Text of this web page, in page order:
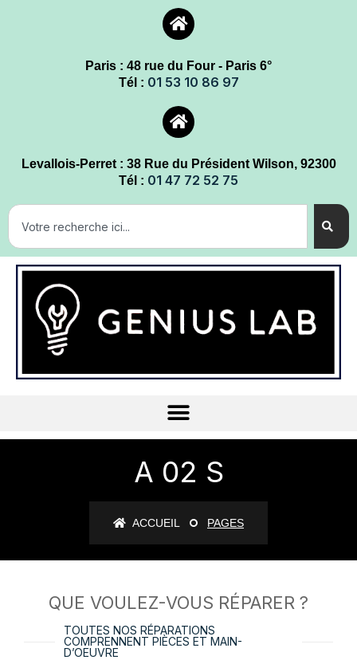
Paris : 48 rue du Four - Paris 6°
Tél : 01 53 10 86 97
Levallois-Perret : 38 Rue du Président Wilson, 92300
Tél : 01 47 72 52 75
A 02 S
ACCUEIL PAGES
QUE VOULEZ-VOUS RÉPARER ?
TOUTES NOS RÉPARATIONS
COMPRENNENT PIÈCES ET MAIN-
D’OEUVRE